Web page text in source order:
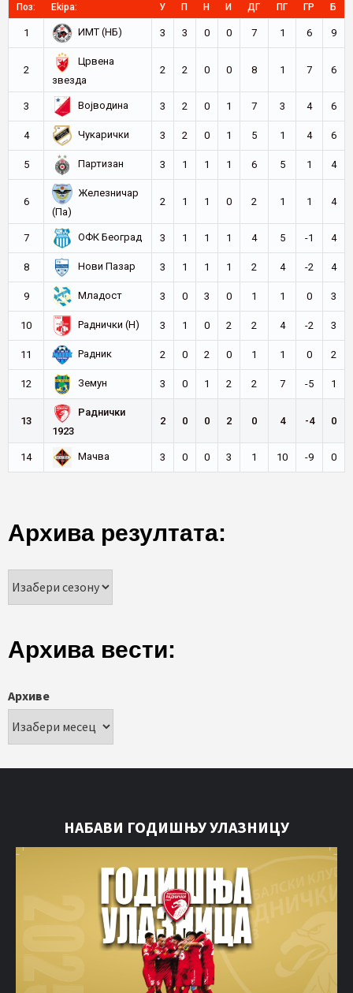
Поз: Ekipa: У П Н И ДГ ПГ ГР Б
1 ИМТ (НБ) 3 3 0 0 7 1 6 9
2
Црвена
звезда
2 2 0 0 8 1 7 6
3 Војводина 3 2 0 1 7 3 4 6
4 Чукарички 3 2 0 1 5 1 4 6
5 Партизан 3 1 1 1 6 5 1 4
6
Железничар
(Па)
2 1 1 0 2 1 1 4
7 ОФК Београд 3 1 1 1 4 5 -1 4
8 Нови Пазар 3 1 1 1 2 4 -2 4
9 Младост 3 0 3 0 1 1 0 3
10 Раднички (Н) 3 1 0 2 2 4 -2 3
11 Радник 2 0 2 0 1 1 0 2
12 Земун 3 0 1 2 2 7 -5 1
13
Раднички
1923
2 0 0 2 0 4 -4 0
14 Мачва 3 0 0 3 1 10 -9 0
Архива резултата:
Архива вести:
Архиве
НАБАВИ ГОДИШЊУ УЛАЗНИЦУ